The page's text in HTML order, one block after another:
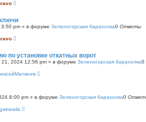
pm » в форуме Зеленогорская барахолка0 Ответы
по установке откатных ворот
2024 12:56 pm » в форуме Зеленогорская барахолка0
8:00 pm » в форуме Зеленогорская барахолка0